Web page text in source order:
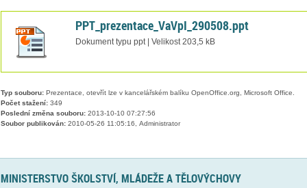
PPT_prezentace_VaVpI_290508.ppt
Dokument typu ppt | Velikost 203,5 kB
Typ souboru:Prezentace, otevřít lze v kancelářském balíku OpenOffice.org, Microsoft Office.
Počet stažení:349
Poslední změna souboru:2013-10-10 07:27:56
Soubor publikován:2010-05-26 11:05:16, Administrator
MINISTERSTVO ŠKOLSTVÍ, MLÁDEŽE A TĚLOVÝCHOVY